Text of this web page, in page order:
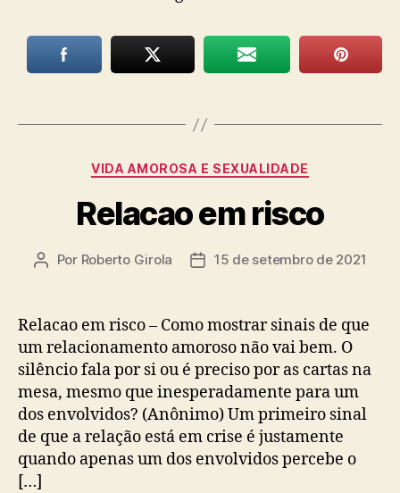
Categorias
VIDA AMOROSA E SEXUALIDADE
Relacao em risco
Autor
Por Roberto Girola
Data15 de setembro de 2021
Relacao em risco – Como mostrar sinais de que
um relacionamento amoroso não vai bem. O
silêncio fala por si ou é preciso por as cartas na
mesa, mesmo que inesperadamente para um
dos envolvidos? (Anônimo) Um primeiro sinal
de que a relação está em crise é justamente
quando apenas um dos envolvidos percebe o
[…]